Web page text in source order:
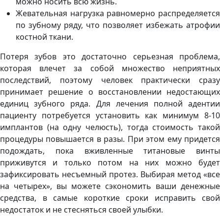
Жевательная нагрузка равномерно распределяется
по зубному ряду, что позволяет избежать атрофии
костной ткани.
Потеря зубов это достаточно серьезная проблема,
которая влечет за собой множество неприятных
последствий, поэтому человек практически сразу
принимает решение о восстановлении недостающих
единиц зубного ряда. Для лечения полной адентии
пациенту потребуется установить как минимум 8-10
имплантов (на одну челюсть), тогда стоимость такой
процедуры повышается в разы. При этом ему придется
подождать, пока вживленные титановые винты
приживутся и только потом на них можно будет
зафиксировать несъемный протез. Выбирая метод «все
на четырех», вы можете сэкономить ваши денежные
средства, в самые короткие сроки исправить свой
недостаток и не стесняться своей улыбки.